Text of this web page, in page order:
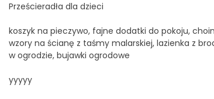
Prześcieradła dla dzieci
koszyk na pieczywo, fajne dodatki do pokoju,
wzory na ścianę z taśmy malarskiej, lazienka z
w ogrodzie, bujawki ogrodowe
yyyyy